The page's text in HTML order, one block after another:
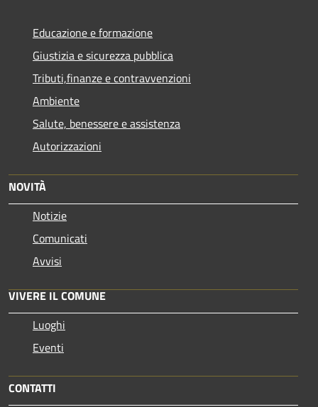
Educazione e formazione
Giustizia e sicurezza pubblica
Tributi,finanze e contravvenzioni
Ambiente
Salute, benessere e assistenza
Autorizzazioni
NOVITÀ
Notizie
Comunicati
Avvisi
VIVERE IL COMUNE
Luoghi
Eventi
CONTATTI